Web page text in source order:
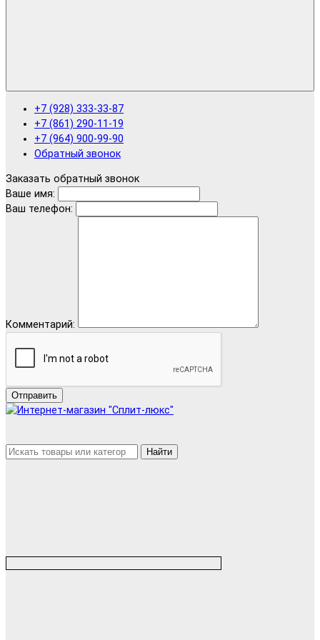
+7 (928) 333-33-87
+7 (861) 290-11-19
+7 (964) 900-99-90
Обратный звонок
Заказать обратный звонок
Ваше имя:
Ваш телефон:
Комментарий:
Отправить
Найти